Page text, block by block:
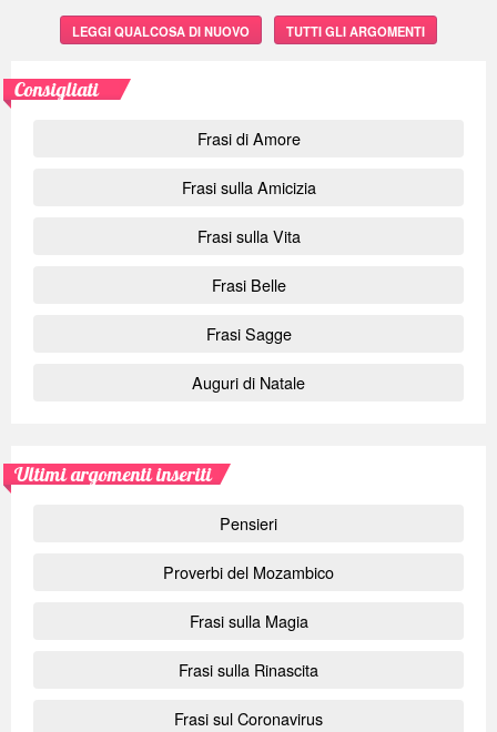
LEGGI QUALCOSA DI NUOVO TUTTI GLI ARGOMENTI
Consigliati
Frasi di Amore
Frasi sulla Amicizia
Frasi sulla Vita
Frasi Belle
Frasi Sagge
Auguri di Natale
Ultimi argomenti inseriti
Pensieri
Proverbi del Mozambico
Frasi sulla Magia
Frasi sulla Rinascita
Frasi sul Coronavirus